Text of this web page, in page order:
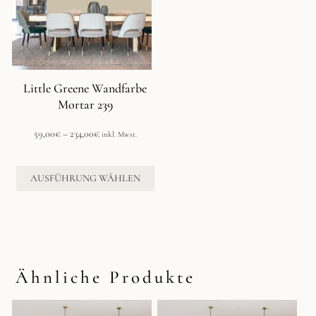
Little Greene Wandfarbe
Mortar 239
59,00€–234,00€Preisspanne:
234,00€
inkl. Mwst.
AUSFÜHRUNG WÄHLEN
auf.
Optionen
können
auf
der
gewählt
werden
Ähnliche Produkte